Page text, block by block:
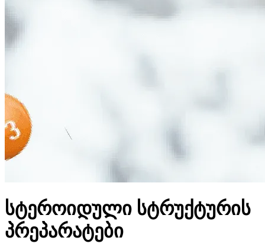
სტეროიდული სტრუქტურის
პრეპარატები